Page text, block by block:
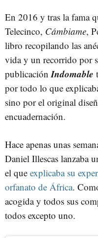
En 2016 y tras la fama
Telecinco, Cámbiame,
libro recopilando las
vida y un recorrido por
publicación Indomable
por todo lo que
sino por el original
encuadernación.
Hace apenas unas
Daniel Illescas lanzaba
el que explicaba su
orfanato de África.
acogida y todos sus
todos excepto uno.